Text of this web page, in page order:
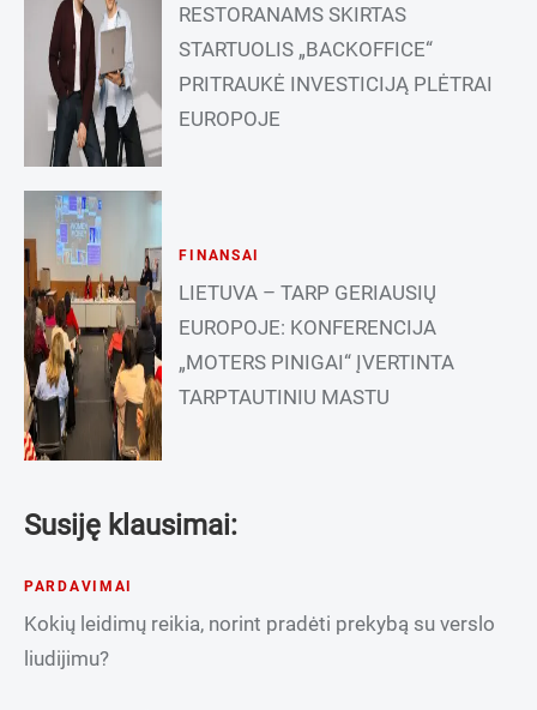
RESTORANAMS SKIRTAS
STARTUOLIS „BACKOFFICE“
PRITRAUKĖ INVESTICIJĄ PLĖTRAI
EUROPOJE
FINANSAI
LIETUVA – TARP GERIAUSIŲ
EUROPOJE: KONFERENCIJA
„MOTERS PINIGAI“ ĮVERTINTA
TARPTAUTINIU MASTU
Susiję klausimai:
PARDAVIMAI
Kokių leidimų reikia, norint pradėti prekybą su verslo
liudijimu?